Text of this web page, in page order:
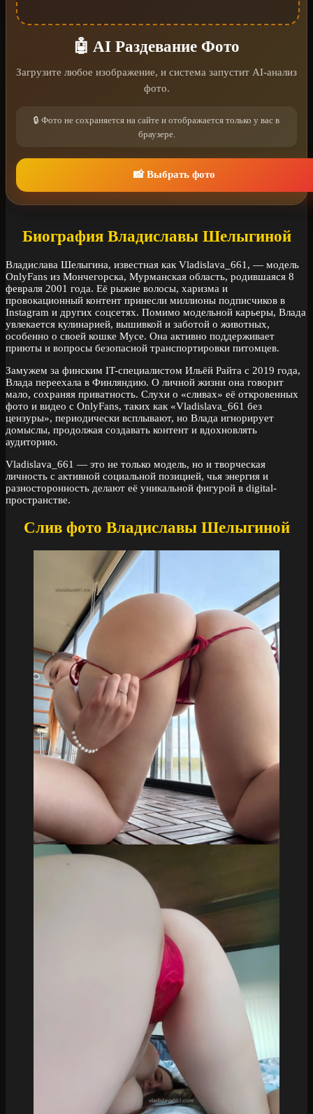
🤖 AI Раздевание Фото
Загрузите любое изображение, и система запустит AI-анализ
фото.
🔒 Фото не сохраняется на сайте и отображается только у вас в
браузере.
📸 Выбрать фото
Биография Владиславы Шелыгиной
Владислава Шелыгина, известная как Vladislava_661, — модель
OnlyFans из Мончегорска, Мурманская область, родившаяся 8
февраля 2001 года. Её рыжие волосы, харизма и
провокационный контент принесли миллионы подписчиков в
Instagram и других соцсетях. Помимо модельной карьеры, Влада
увлекается кулинарией, вышивкой и заботой о животных,
особенно о своей кошке Мусе. Она активно поддерживает
приюты и вопросы безопасной транспортировки питомцев.
Замужем за финским IT-специалистом Ильёй Райта с 2019 года,
Влада переехала в Финляндию. О личной жизни она говорит
мало, сохраняя приватность. Слухи о «сливах» её откровенных
фото и видео с OnlyFans, таких как «Vladislava_661 без
цензуры», периодически всплывают, но Влада игнорирует
домыслы, продолжая создавать контент и вдохновлять
аудиторию.
Vladislava_661 — это не только модель, но и творческая
личность с активной социальной позицией, чья энергия и
разносторонность делают её уникальной фигурой в digital-
пространстве.
Слив фото Владиславы Шелыгиной